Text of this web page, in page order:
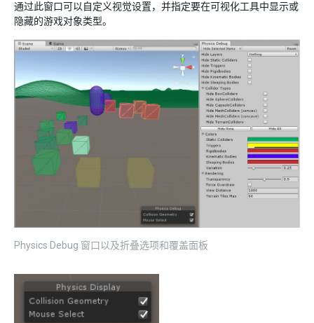
通过此窗口可以自定义视觉设置，并指定要在可视化工具中显示或
隐藏的游戏对象类型。
Physics Debug 窗口以及折叠选项和覆盖面板